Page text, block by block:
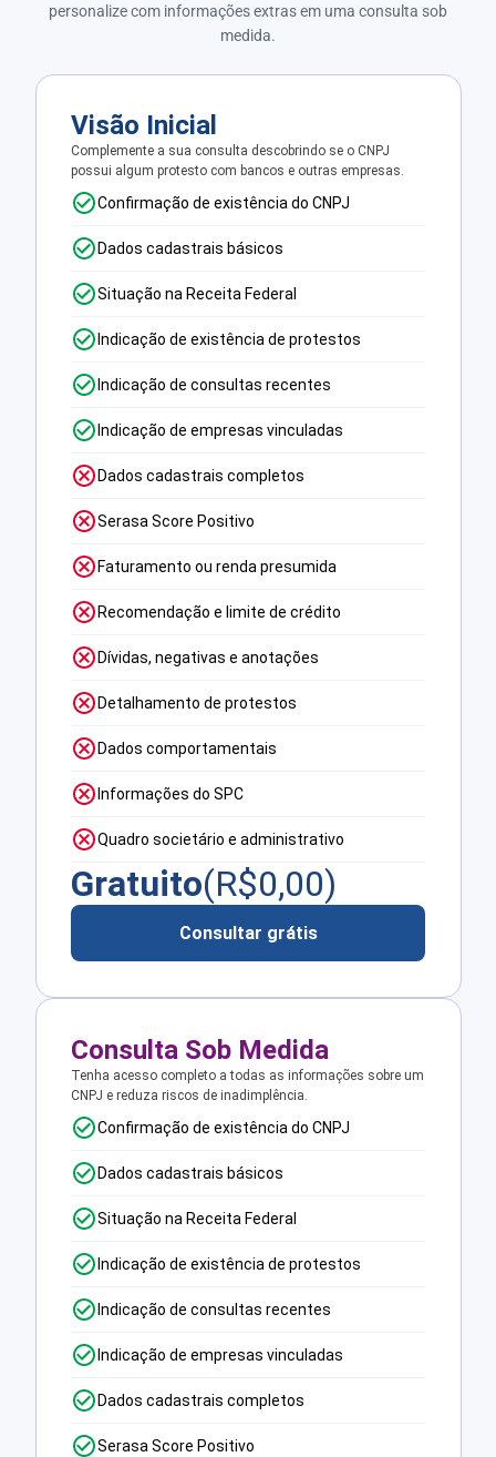
personalize com informações extras em uma consulta sob
medida.
Visão Inicial
Complemente a sua consulta descobrindo se o CNPJ
possui algum protesto com bancos e outras empresas.
Confirmação de existência do CNPJ
Dados cadastrais básicos
Situação na Receita Federal
Indicação de existência de protestos
Indicação de consultas recentes
Indicação de empresas vinculadas
Dados cadastrais completos
Serasa Score Positivo
Faturamento ou renda presumida
Recomendação e limite de crédito
Dívidas, negativas e anotações
Detalhamento de protestos
Dados comportamentais
Informações do SPC
Quadro societário e administrativo
Gratuito(R$0,00)
Consultar grátis
Consulta Sob Medida
Tenha acesso completo a todas as informações sobre um
CNPJ e reduza riscos de inadimplência.
Confirmação de existência do CNPJ
Dados cadastrais básicos
Situação na Receita Federal
Indicação de existência de protestos
Indicação de consultas recentes
Indicação de empresas vinculadas
Dados cadastrais completos
Serasa Score Positivo